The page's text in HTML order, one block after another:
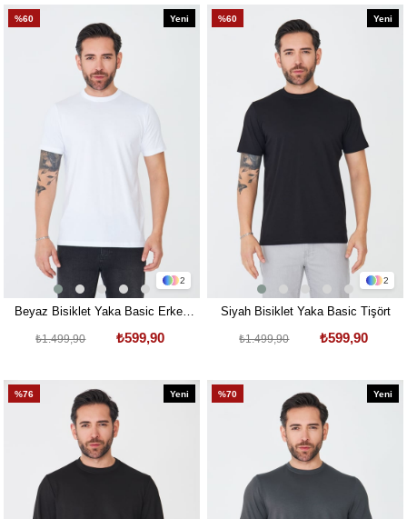
2
%60
Yeni
Beyaz Bisiklet Yaka Basic Erkek
₺599,90
₺1.499,90
2
%60
Yeni
Siyah Bisiklet Yaka Basic Tişört
₺599,90
₺1.499,90
%76
Yeni
%70
Yeni